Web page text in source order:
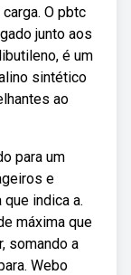
O pbtc
junto aos
é um
sintético
ao
para um
e
indica a.
máxima que
somando a
Webo